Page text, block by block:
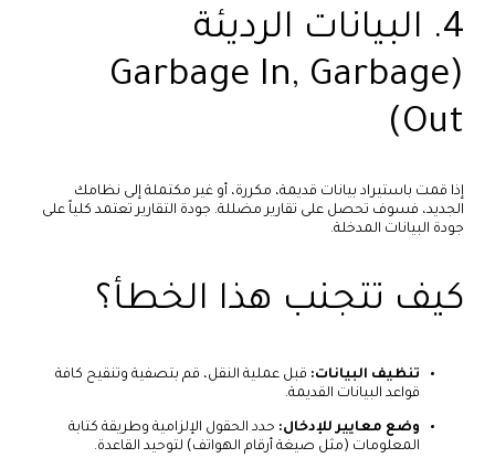
4. البيانات الرديئة
(Garbage In, Garbage
Out)
إذا قمت باستيراد بيانات قديمة، مكررة، أو غير مكتملة إلى نظامك
الجديد، فسوف تحصل على تقارير مضللة. جودة التقارير تعتمد كلياً على
جودة البيانات المدخلة.
كيف تتجنب هذا الخطأ؟
تنظيف البيانات: قبل عملية النقل، قم بتصفية وتنقيح كافة
قواعد البيانات القديمة.
وضع معايير للإدخال: حدد الحقول الإلزامية وطريقة كتابة
المعلومات (مثل صيغة أرقام الهواتف) لتوحيد القاعدة.